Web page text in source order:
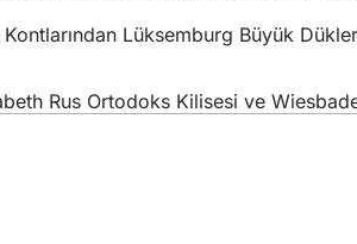
Lüksemburg Büyük
Rus Ortodoks Kilisesi ve